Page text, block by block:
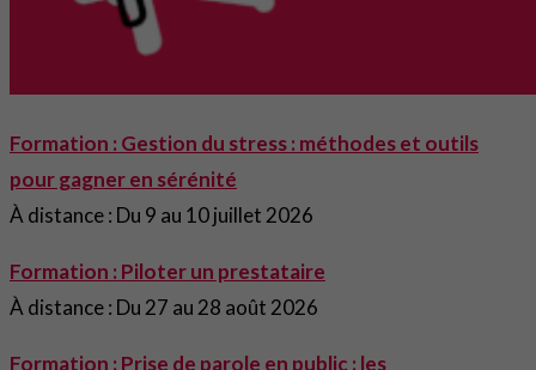
Formation : Gestion du stress : méthodes et outils
pour gagner en sérénité
À distance : Du 9 au 10 juillet 2026
Formation : Piloter un prestataire
À distance : Du 27 au 28 août 2026
Formation : Prise de parole en public : les